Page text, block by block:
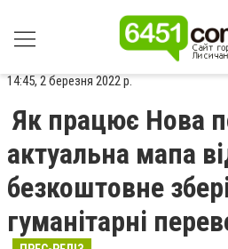
14:45, 2 березня 2022 р.
Як працює Нова
актуальна мапа
безкоштовне
гуманітарні